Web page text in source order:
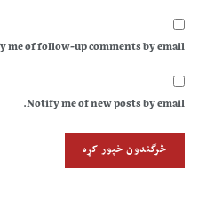
me of follow-up comments by email.
Notify me of new posts by email.